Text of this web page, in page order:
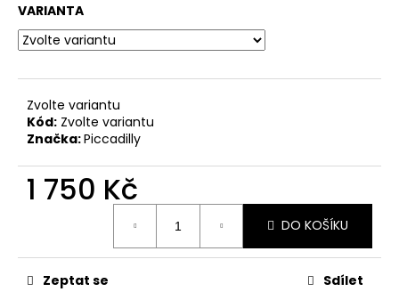
VARIANTA
Zvolte variantu
Kód: Zvolte variantu
Značka:Piccadilly
1 750 Kč
DO KOŠÍKU
Zeptat se Sdílet
D
o
o
u
č
u